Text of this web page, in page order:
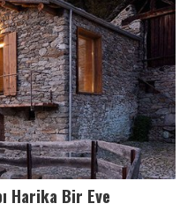
Harika Bir Eve